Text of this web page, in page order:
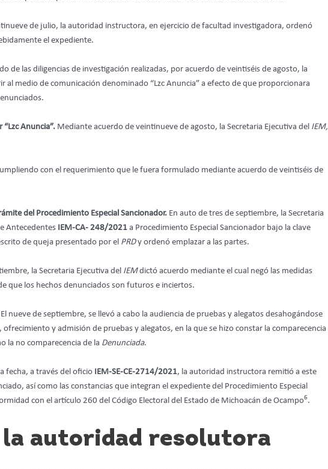
de julio, la autoridad instructora, en ejercicio de facultad investigadora, ordenó
el expediente.
de las diligencias de investigación realizadas, por acuerdo de veintiséis de agosto, la
al medio de comunicación denominado “Lzc Anuncia” a efecto de que proporcionara
Anuncia”. Mediante acuerdo de veintinueve de agosto, la Secretaria Ejecutiva del IEM,
con el requerimiento que le fuera formulado mediante acuerdo de veintiséis de
del Procedimiento Especial Sancionador. En auto de tres de septiembre, la Secretaria
Antecedentes IEM-CA- 248/2021 a Procedimiento Especial Sancionador bajo la clave
de queja presentado por el PRDy ordenó emplazar a las partes.
la Secretaria Ejecutiva del IEMdictó acuerdo mediante el cual negó las medidas
que los hechos denunciados son futuros e inciertos.
El nueve de septiembre, se llevó a cabo la audiencia de pruebas y alegatos desahogándose
y admisión de pruebas y alegatos, en la que se hizo constar la comparecencia
la no comparecencia de la Denunciada.
fecha, a través del oficio IEM-SE-CE-2714/2021, la autoridad instructora remitió a este
así como las constancias que integran el expediente del Procedimiento Especial
con el artículo 260 del Código Electoral del Estado de Michoacán de Ocampo6.
autoridad resolutora